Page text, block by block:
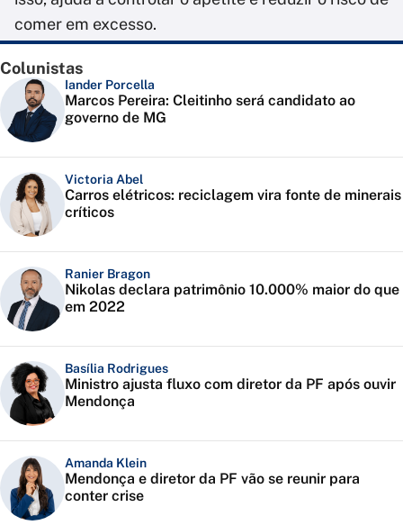
comer em excesso.
Colunistas
Iander Porcella
Marcos Pereira: Cleitinho será candidato ao
governo de MG
Victoria Abel
Carros elétricos: reciclagem vira fonte de minerais
críticos
Ranier Bragon
Nikolas declara patrimônio 10.000% maior do que
em 2022
Basília Rodrigues
Ministro ajusta fluxo com diretor da PF após ouvir
Mendonça
Amanda Klein
Mendonça e diretor da PF vão se reunir para
conter crise